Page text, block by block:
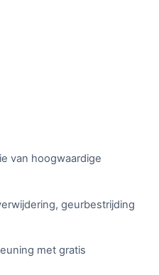
van hoogwaardige
geurbestrijding
met gratis